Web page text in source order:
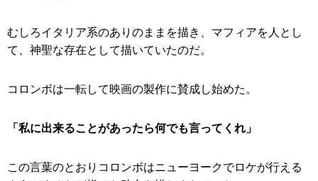
むしろイタリア系のありのままを描き、マフィアを人とし
て、神聖な存在として描いていたのだ。
コロンボは一転して映画の製作に賛成し始めた。
「私に出来ることがあったら何でも言ってくれ」
この言葉のとおりコロンボはニューヨークでロケが行える